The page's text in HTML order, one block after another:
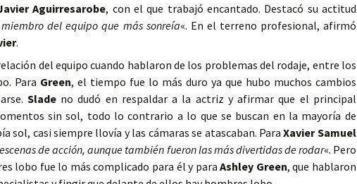
Aguirresarobe, con el que trabajó encantado. Destacó su actitud
del equipo que más sonreía«. En el terreno profesional, afirmó
.
del equipo cuando hablaron de los problemas del rodaje, entre los
Para Green, el tiempo fue lo más duro ya que hubo muchos cambios
Sladeno dudó en respaldar a la actriz y afirmar que el principal
sin sol, todo lo contrario a lo que se buscan en la mayoría de
sol, casi siempre llovía y las cámaras se atascaban. ParaXavier Samuel
de acción, aunque también fueron las más divertidas de rodar«. Pero
lobo fue lo más complicado para él y paraAshley Green, que hablaron